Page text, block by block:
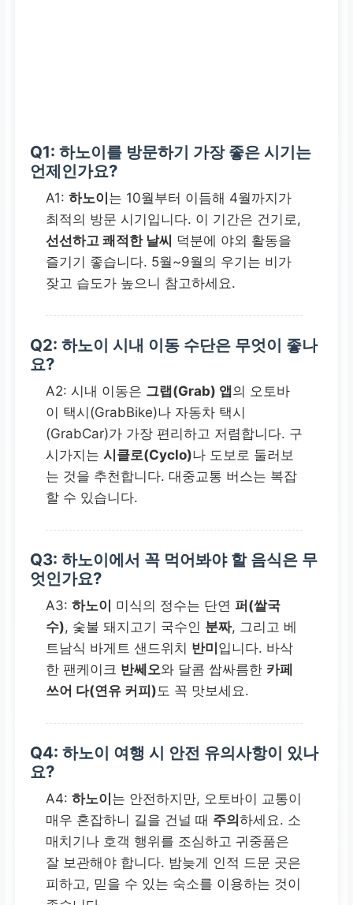
Q1:하노이를 방문하기 가장 좋은 시기는
언제인가요?
A1:하노이는 10월부터 이듬해 4월까지가
최적의 방문 시기입니다. 이 기간은 건기로,
선선하고 쾌적한 날씨 덕분에 야외 활동을
즐기기 좋습니다. 5월~9월의 우기는 비가
잦고 습도가 높으니 참고하세요.
Q2:하노이 시내 이동 수단은 무엇이 좋나
요?
A2: 시내 이동은 그랩(Grab) 앱의 오토바
이 택시(GrabBike)나 자동차 택시
(GrabCar)가 가장 편리하고 저렴합니다. 구
시가지는시클로(Cyclo)나 도보로 둘러보
는 것을 추천합니다. 대중교통 버스는 복잡
할 수 있습니다.
Q3:하노이에서 꼭 먹어봐야 할 음식은 무
엇인가요?
A3:하노이 미식의 정수는 단연 퍼(쌀국
수), 숯불 돼지고기 국수인 분짜, 그리고 베
트남식 바게트 샌드위치 반미입니다. 바삭
한 팬케이크 반쎄오와 달콤 쌉싸름한 카페
쓰어 다(연유 커피) 도 꼭 맛보세요.
Q4:하노이 여행 시 안전 유의사항이 있나
요?
A4:하노이는 안전하지만, 오토바이 교통이
매우 혼잡하니 길을 건널 때 주의하세요. 소
매치기나 호객 행위를 조심하고 귀중품은
잘 보관해야 합니다. 밤늦게 인적 드문 곳은
피하고, 믿을 수 있는 숙소를 이용하는 것이